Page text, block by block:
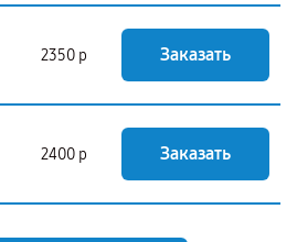
2350 р Заказать
2400 р Заказать